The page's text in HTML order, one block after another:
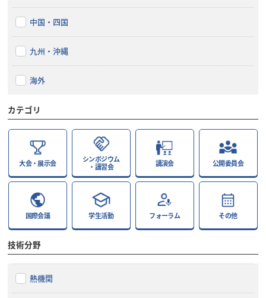
中国・四国
九州・沖縄
海外
カテゴリ
大会・展示会
シンポジウム
・講習会
講演会 公開委員会
国際会議 学生活動 フォーラム その他
技術分野
熱機関